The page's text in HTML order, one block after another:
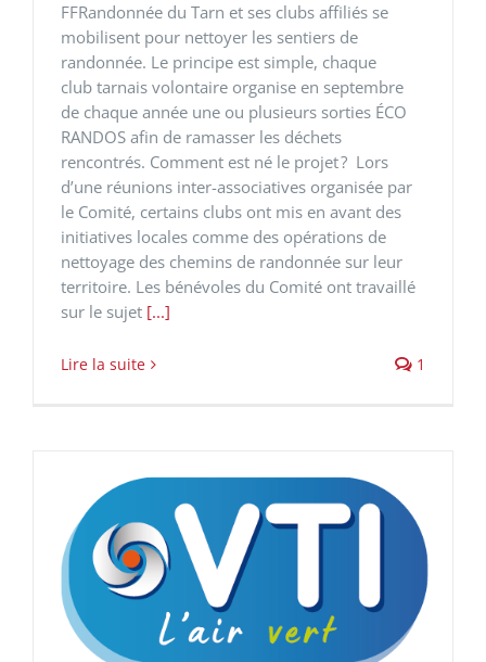
FFRandonnée du Tarn et ses clubs affiliés se
mobilisent pour nettoyer les sentiers de
randonnée. Le principe est simple, chaque
club tarnais volontaire organise en septembre
de chaque année une ou plusieurs sorties ÉCO
RANDOS afin de ramasser les déchets
rencontrés. Comment est né le projet ? Lors
d’une réunions inter-associatives organisée par
le Comité, certains clubs ont mis en avant des
initiatives locales comme des opérations de
nettoyage des chemins de randonnée sur leur
territoire. Les bénévoles du Comité ont travaillé
sur le sujet [...]
Lire la suite 1